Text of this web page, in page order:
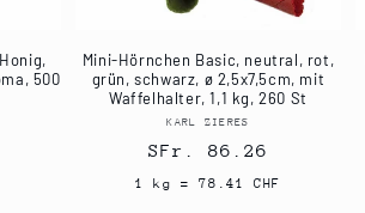
500
Mini-Hörnchen Basic, neutral, rot,
grün, schwarz, ø 2,5x7,5cm, mit
Waffelhalter, 1,1 kg, 260 St
Anbieter:
KARL ZIERES
Normaler
Preis
SFr. 86.26
1 kg = 78.41 CHF